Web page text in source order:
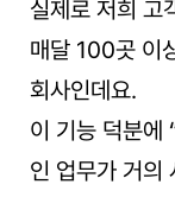
실제로 저희 고
매달 100곳 이
회사인데요.
이 기능 덕분에
인 업무가 거의